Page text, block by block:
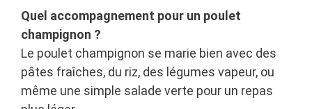
Quel accompagnement pour un poulet
champignon ?
Le poulet champignon se marie bien avec des
pâtes fraîches, du riz, des légumes vapeur, ou
même une simple salade verte pour un repas